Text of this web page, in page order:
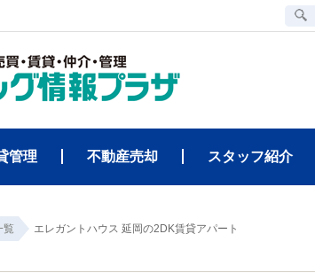
管理 不動産売却 スタッフ紹介
覧 エレガントハウス 延岡の2DK賃貸アパート